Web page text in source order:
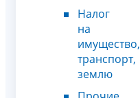
Налог
на
имущество,
транспорт,
землю